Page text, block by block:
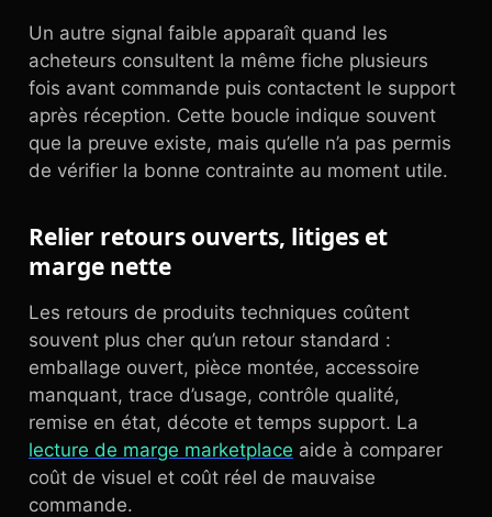
Un autre signal faible apparaît quand les
acheteurs consultent la même fiche plusieurs
fois avant commande puis contactent le support
après réception. Cette boucle indique souvent
que la preuve existe, mais qu’elle n’a pas permis
de vérifier la bonne contrainte au moment utile.
Relier retours ouverts, litiges et
marge nette
Les retours de produits techniques coûtent
souvent plus cher qu’un retour standard :
emballage ouvert, pièce montée, accessoire
manquant, trace d’usage, contrôle qualité,
remise en état, décote et temps support. La
lecture de marge marketplace aide à comparer
coût de visuel et coût réel de mauvaise
commande.